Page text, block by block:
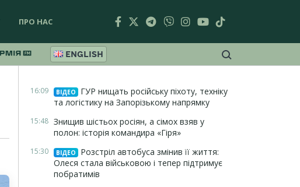
ПРО НАС
ENGLISH
16:09 ВІДЕО
ГУР нищать російську піхоту, техніку
та логістику на Запорізькому напрямку
15:48 Знищив шістьох росіян, а сімох взяв у
полон: історія командира «Гіря»
15:30 ВІДЕО
Розстріл автобуса змінив її життя:
Олеся стала військовою і тепер підтримує
побратимів